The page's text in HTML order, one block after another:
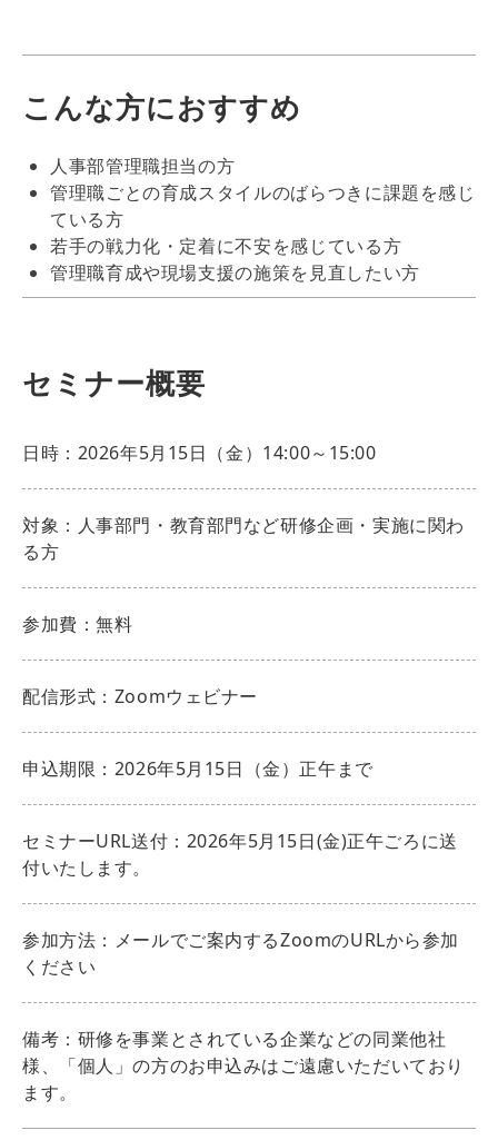
こんな方におすすめ
人事部管理職担当の方
管理職ごとの育成スタイルのばらつきに課題を感じ
ている方
若手の戦力化・定着に不安を感じている方
管理職育成や現場支援の施策を見直したい方
セミナー概要
日時：2026年5月15日（金）14:00～15:00
対象：人事部門・教育部門など研修企画・実施に関わ
る方
参加費：無料
配信形式：Zoomウェビナー
申込期限：2026年5月15日（金）正午まで
セミナーURL送付：2026年5月15日(金)正午ごろに送
付いたします。
参加方法：メールでご案内するZoomのURLから参加
ください
備考：研修を事業とされている企業などの同業他社
様、「個人」の方のお申込みはご遠慮いただいており
ます。